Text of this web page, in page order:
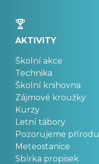
AKTIVITY
Školní akce
Technika
Školní knihovna
Zájmové kroužky
Kurzy
Letní tábory
Pozorujeme přírodu
Meteostanice
Sbírka propisek